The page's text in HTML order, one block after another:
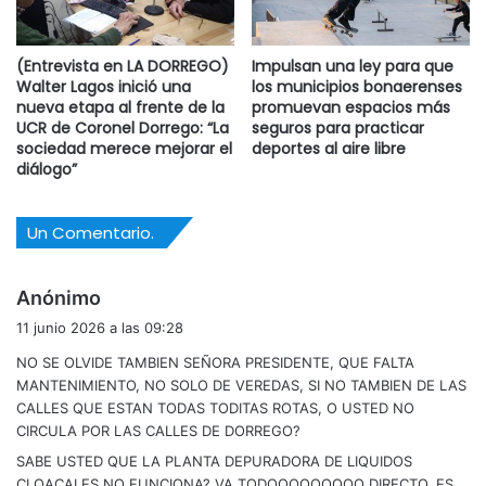
en expedientes y órdenes de pago, como la falta de
solicitud de presupuestos en numerosas operatorias, la
subdivisión de compras y reparaciones, la contratación de
proveedores que consideró favorecidos, gastos en
alquileres de bienes y maquinaria, la ausencia de la firma
del intendente en procesos de selección profesional,
pagos de viáticos percibidos por terceros y gastos sin
del Fondo Educativo.
“Eso no es una valoración política”, remarcó.
cuestionó la existencia de un elevado superávit municipal
frente a necesidades insatisfechas en distintas áreas.
“Si estuviéramos analizando la situación contable de una
(Entrevista en LA DORREGO)
Walter Lagos inició una
nueva etapa al frente de la
UCR de Coronel Dorrego: “La
sociedad merece mejorar el
diálogo”
Impulsan una ley para que
los municipios bonaerenses
promuevan espacios más
seguros para practicar
deportes al aire libre
Un Comentario.
Anónimo
e
:
11 junio 2026 a las 09:28
NO SE OLVIDE TAMBIEN SEÑORA PRESIDENTE, QUE FALTA
MANTENIMIENTO, NO SOLO DE VEREDAS, SI NO TAMBIEN DE LAS
CALLES QUE ESTAN TODAS TODITAS ROTAS, O USTED NO
CIRCULA POR LAS CALLES DE DORREGO?
SABE USTED QUE LA PLANTA DEPURADORA DE LIQUIDOS